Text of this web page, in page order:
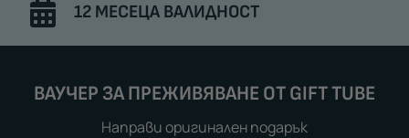
12 МЕСЕЦА ВАЛИДНОСТ
ВАУЧЕР ЗА ПРЕЖИВЯВАНЕ ОТ GIFT TUBE
Направи оригинален подарък